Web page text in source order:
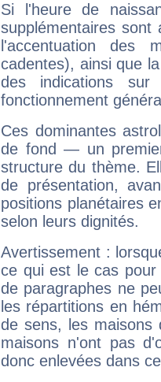
Si l'heure de
supplémentaires sont
l'accentuation des
cadentes), ainsi que
des indications sur
fonctionnement
Ces dominantes
de fond — un
structure du thème.
de présentation,
positions planétaires
selon leurs dignités.
Avertissement :
ce qui est le cas
de paragraphes ne
les répartitions en
de sens, les maisons
maisons n'ont pas
donc enlevées dans